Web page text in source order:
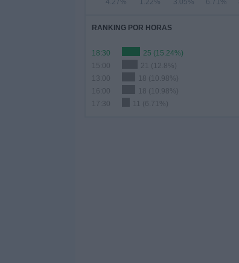
4.27% 1.22% 3.05% 6.71%
RANKING POR HORAS
18:30
25 (15.24%)
15:00
21 (12.8%)
13:00
18 (10.98%)
16:00
18 (10.98%)
17:30
11 (6.71%)